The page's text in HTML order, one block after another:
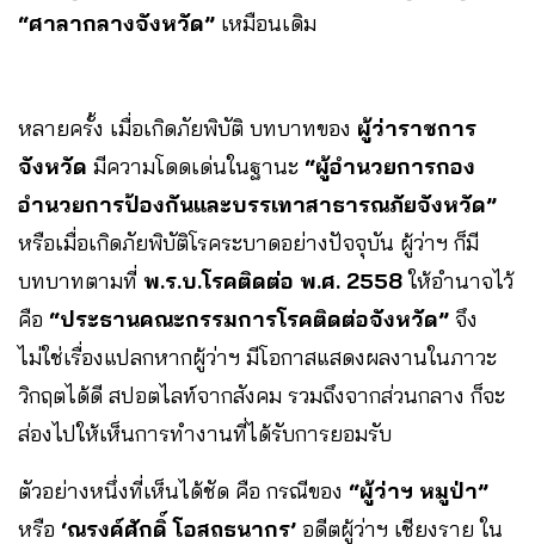
“ศาลากลางจังหวัด” เหมือนเดิม
หลายครั้ง เมื่อเกิดภัยพิบัติ บทบาทของ ผู้ว่าราชการ
จังหวัด มีความโดดเด่นในฐานะ “ผู้อำนวยการกอง
อำนวยการป้องกันและบรรเทาสาธารณภัยจังหวัด”
หรือเมื่อเกิดภัยพิบัติโรคระบาดอย่างปัจจุบัน ผู้ว่าฯ ก็มี
บทบาทตามที่ พ.ร.บ.โรคติดต่อ พ.ศ. 2558ให้อำนาจไว้
คือ “ประธานคณะกรรมการโรคติดต่อจังหวัด” จึง
ไม่ใช่เรื่องแปลกหากผู้ว่าฯ มีโอกาสแสดงผลงานในภาวะ
วิกฤตได้ดี สปอตไลท์จากสังคม รวมถึงจากส่วนกลาง ก็จะ
ส่องไปให้เห็นการทำงานที่ได้รับการยอมรับ
ตัวอย่างหนึ่งที่เห็นได้ชัด คือ กรณีของ “ผู้ว่าฯ หมูป่า”
หรือ ‘ณรงค์ศักดิ์ โอสถธนากร’ อดีตผู้ว่าฯ เชียงราย ใน